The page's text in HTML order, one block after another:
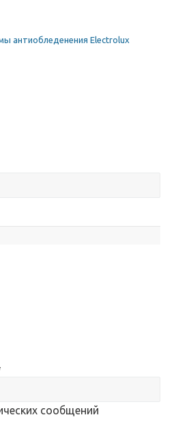
антиобледенения Electrolux